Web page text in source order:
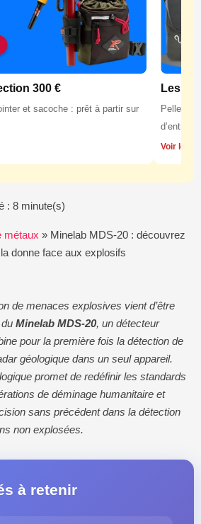
300 €
et sacoche : prêt à partir sur
Les
Pelles,
Voir les
: 8 minute(s)
métaux » Minelab MDS-20 : découvrez
donne face aux explosifs
de menaces explosives vient d’être
Minelab MDS-20, un détecteur
pour la première fois la détection de
géologique dans un seul appareil.
promet de redéfinir les standards
de déminage humanitaire et
sans précédent dans la détection
non explosées.
à retenir